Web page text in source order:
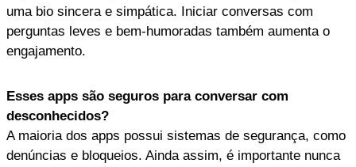
uma bio sincera e simpática. Iniciar conversas com
perguntas leves e bem-humoradas também aumenta o
engajamento.
Esses apps são seguros para conversar com
desconhecidos?
A maioria dos apps possui sistemas de segurança, como
denúncias e bloqueios. Ainda assim, é importante nunca